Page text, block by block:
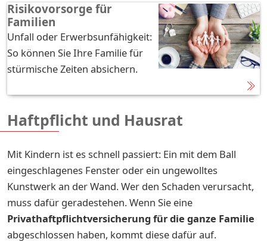
Risikovorsorge für
Familien
Unfall oder Erwerbsunfähigkeit:
So können Sie Ihre Familie für
stürmische Zeiten absichern.
Haftpflicht und Hausrat
Mit Kindern ist es schnell passiert: Ein mit dem Ball
eingeschlagenes Fenster oder ein ungewolltes
Kunstwerk an der Wand. Wer den Schaden verursacht,
muss dafür geradestehen. Wenn Sie eine
Privathaftpflichtversicherung für die ganze Familie
abgeschlossen haben, kommt diese dafür auf.